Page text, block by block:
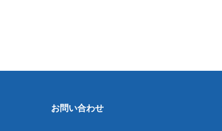
お問い合わせ